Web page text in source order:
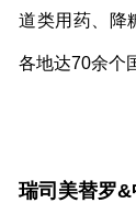
道类用药、降
各地达70余个
瑞司美替罗&